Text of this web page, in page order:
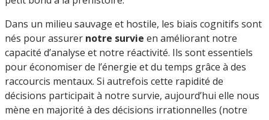
Dans un milieu sauvage et hostile, les biais cognitifs sont
nés pour assurer notre survie en améliorant notre
capacité d’analyse et notre réactivité. Ils sont essentiels
pour économiser de l’énergie et du temps grâce à des
raccourcis mentaux. Si autrefois cette rapidité de
décisions participait à notre survie, aujourd’hui elle nous
mène en majorité à des décisions irrationnelles (notre